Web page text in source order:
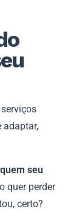
adaptar,
seu
quer perder
certo?